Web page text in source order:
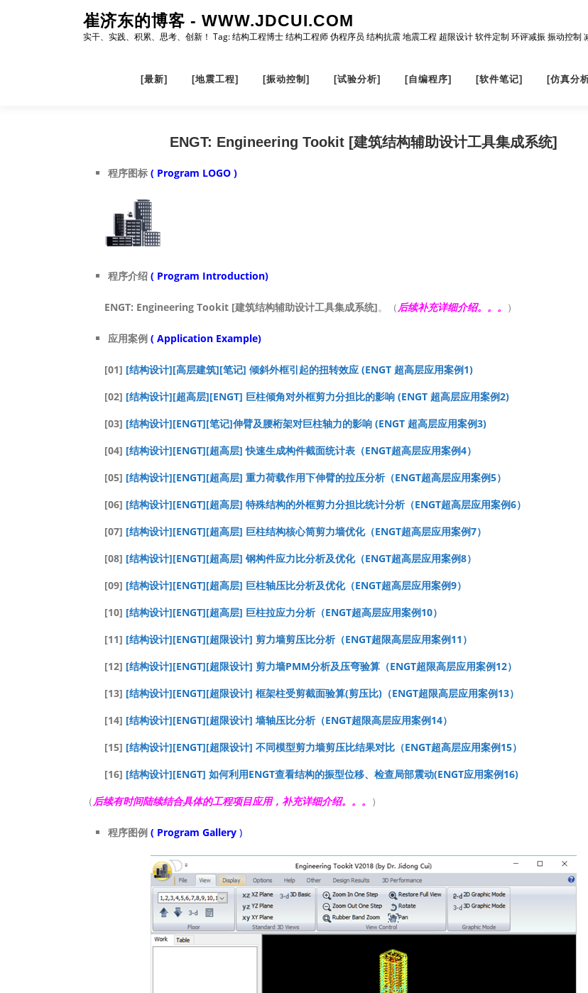
崔济东的博客 - WWW.JDCUI.COM
实干、实践、积累、思考、创新！ Tag: 结构工程博士 结构工程师 伪程序员 结构抗震 地震工程 超限设计 软件定制 环评减振 振动控
[最新] [地震工程] [振动控制] [试验分析] [自编程序] [软件笔记] [仿真分
ENGT: Engineering Tookit [建筑结构辅助设计工具集成系统]
程序图标 ( Program LOGO )
程序介绍 ( Program Introduction)
ENGT: Engineering Tookit [建筑结构辅助设计工具集成系统]。（后续补充详细介绍。。。 ）
应用案例 ( Application Example)
[01] [结构设计][高层建筑][笔记] 倾斜外框引起的扭转效应 (ENGT 超高层应用案例1)
[02] [结构设计][超高层][ENGT] 巨柱倾角对外框剪力分担比的影响 (ENGT 超高层应用案例2)
[03] [结构设计][ENGT][笔记]伸臂及腰桁架对巨柱轴力的影响 (ENGT 超高层应用案例3)
[04] [结构设计][ENGT][超高层] 快速生成构件截面统计表（ENGT超高层应用案例4）
[05] [结构设计][ENGT][超高层] 重力荷载作用下伸臂的拉压分析（ENGT超高层应用案例5）
[06] [结构设计][ENGT][超高层] 特殊结构的外框剪力分担比统计分析（ENGT超高层应用案例6）
[07] [结构设计][ENGT][超高层] 巨柱结构核心筒剪力墙优化（ENGT超高层应用案例7）
[08] [结构设计][ENGT][超高层] 钢构件应力比分析及优化（ENGT超高层应用案例8）
[09] [结构设计][ENGT][超高层] 巨柱轴压比分析及优化（ENGT超高层应用案例9）
[10] [结构设计][ENGT][超高层] 巨柱拉应力分析（ENGT超高层应用案例10）
[11] [结构设计][ENGT][超限设计] 剪力墙剪压比分析（ENGT超限高层应用案例11）
[12] [结构设计][ENGT][超限设计] 剪力墙PMM分析及压弯验算（ENGT超限高层应用案例12）
[13] [结构设计][ENGT][超限设计] 框架柱受剪截面验算(剪压比)（ENGT超限高层应用案例13）
[14] [结构设计][ENGT][超限设计] 墙轴压比分析（ENGT超限高层应用案例14）
[15] [结构设计][ENGT][超限设计] 不同模型剪力墙剪压比结果对比（ENGT超高层应用案例15）
[16] [结构设计][ENGT] 如何利用ENGT查看结构的振型位移、检查局部震动(ENGT应用案例16)
（后续有时间陆续结合具体的工程项目应用，补充详细介绍。。。 ）
程序图例 ( Program Gallery )